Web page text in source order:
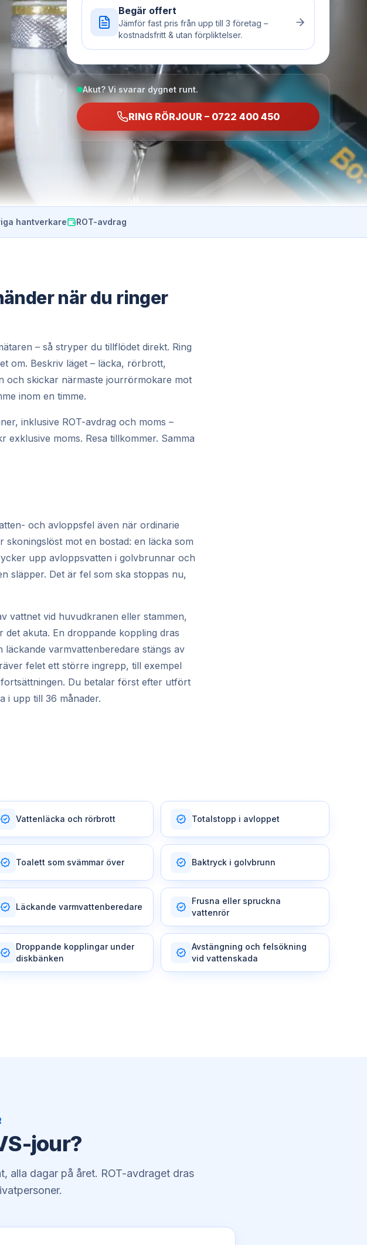
Begär offert
Jämför fast pris från upp till 3 företag –
kostnadsfritt & utan förpliktelser.
Akut? Vi svarar dygnet runt.
RING RÖRJOUR – 0722 400 450
hantverkare ROT-avdrag
när du ringer
– så stryper du tillflödet direkt. Ring
om. Beskriv läget – läcka, rörbrott,
och skickar närmaste jourrörmokare mot
inom en timme.
inklusive ROT-avdrag och moms –
moms. Resa tillkommer. Samma
och avloppsfel även när ordinarie
mot en bostad: en läcka som
upp avloppsvatten i golvbrunnar och
släpper. Det är fel som ska stoppas nu,
vattnet vid huvudkranen eller stammen,
akuta. En droppande koppling dras
varmvattenberedare stängs av
felet ett större ingrepp, till exempel
Du betalar först efter utfört
i upp till 36 månader.
Vattenläcka och rörbrott Totalstopp i avloppet
Toalett som svämmar över Baktryck i golvbrunn
Läckande varmvattenberedare
Frusna eller spruckna
vattenrör
Droppande kopplingar under
diskbänken
Avstängning och felsökning
vid vattenskada
jour?
alla dagar på året. ROT-avdraget dras